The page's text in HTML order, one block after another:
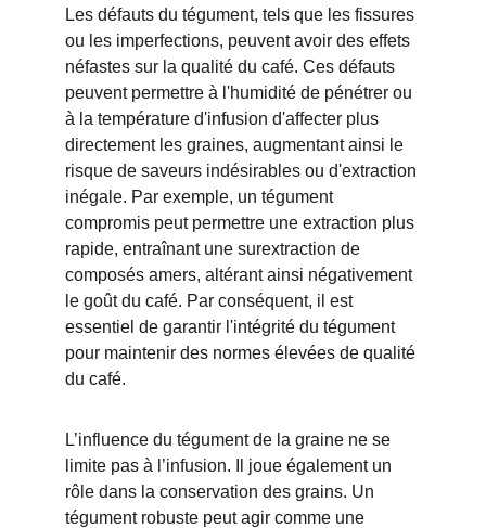
Les défauts du tégument, tels que les fissures
ou les imperfections, peuvent avoir des effets
néfastes sur la qualité du café. Ces défauts
peuvent permettre à l'humidité de pénétrer ou
à la température d'infusion d'affecter plus
directement les graines, augmentant ainsi le
risque de saveurs indésirables ou d'extraction
inégale. Par exemple, un tégument
compromis peut permettre une extraction plus
rapide, entraînant une surextraction de
composés amers, altérant ainsi négativement
le goût du café. Par conséquent, il est
essentiel de garantir l'intégrité du tégument
pour maintenir des normes élevées de qualité
du café.
L’influence du tégument de la graine ne se
limite pas à l’infusion. Il joue également un
rôle dans la conservation des grains. Un
tégument robuste peut agir comme une